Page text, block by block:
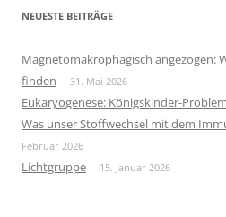
NEUESTE BEITRÄGE
Magnetomakrophagisch angezogen:
finden
31. Mai 2026
Eukaryogenese: Königskinder-
Was unser Stoffwechsel mit dem
Februar 2026
Lichtgruppe 15. Januar 2026